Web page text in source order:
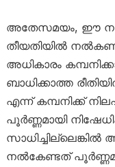
അതേസമയം, ഈ
തീയതിയിൽ
അധികാരം
ബാധിക്കാത്ത
എന്ന് കമ്പനിക്ക്
പൂർണ്ണമായി
നൽകേണ്ടത്